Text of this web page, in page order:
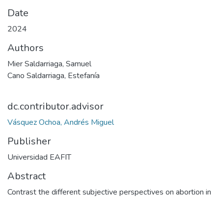
Date
2024
Authors
Mier Saldarriaga, Samuel
Cano Saldarriaga, Estefanía
dc.contributor.advisor
Vásquez Ochoa, Andrés Miguel
Publisher
Universidad EAFIT
Abstract
Contrast the different subjective perspectives on abortion in